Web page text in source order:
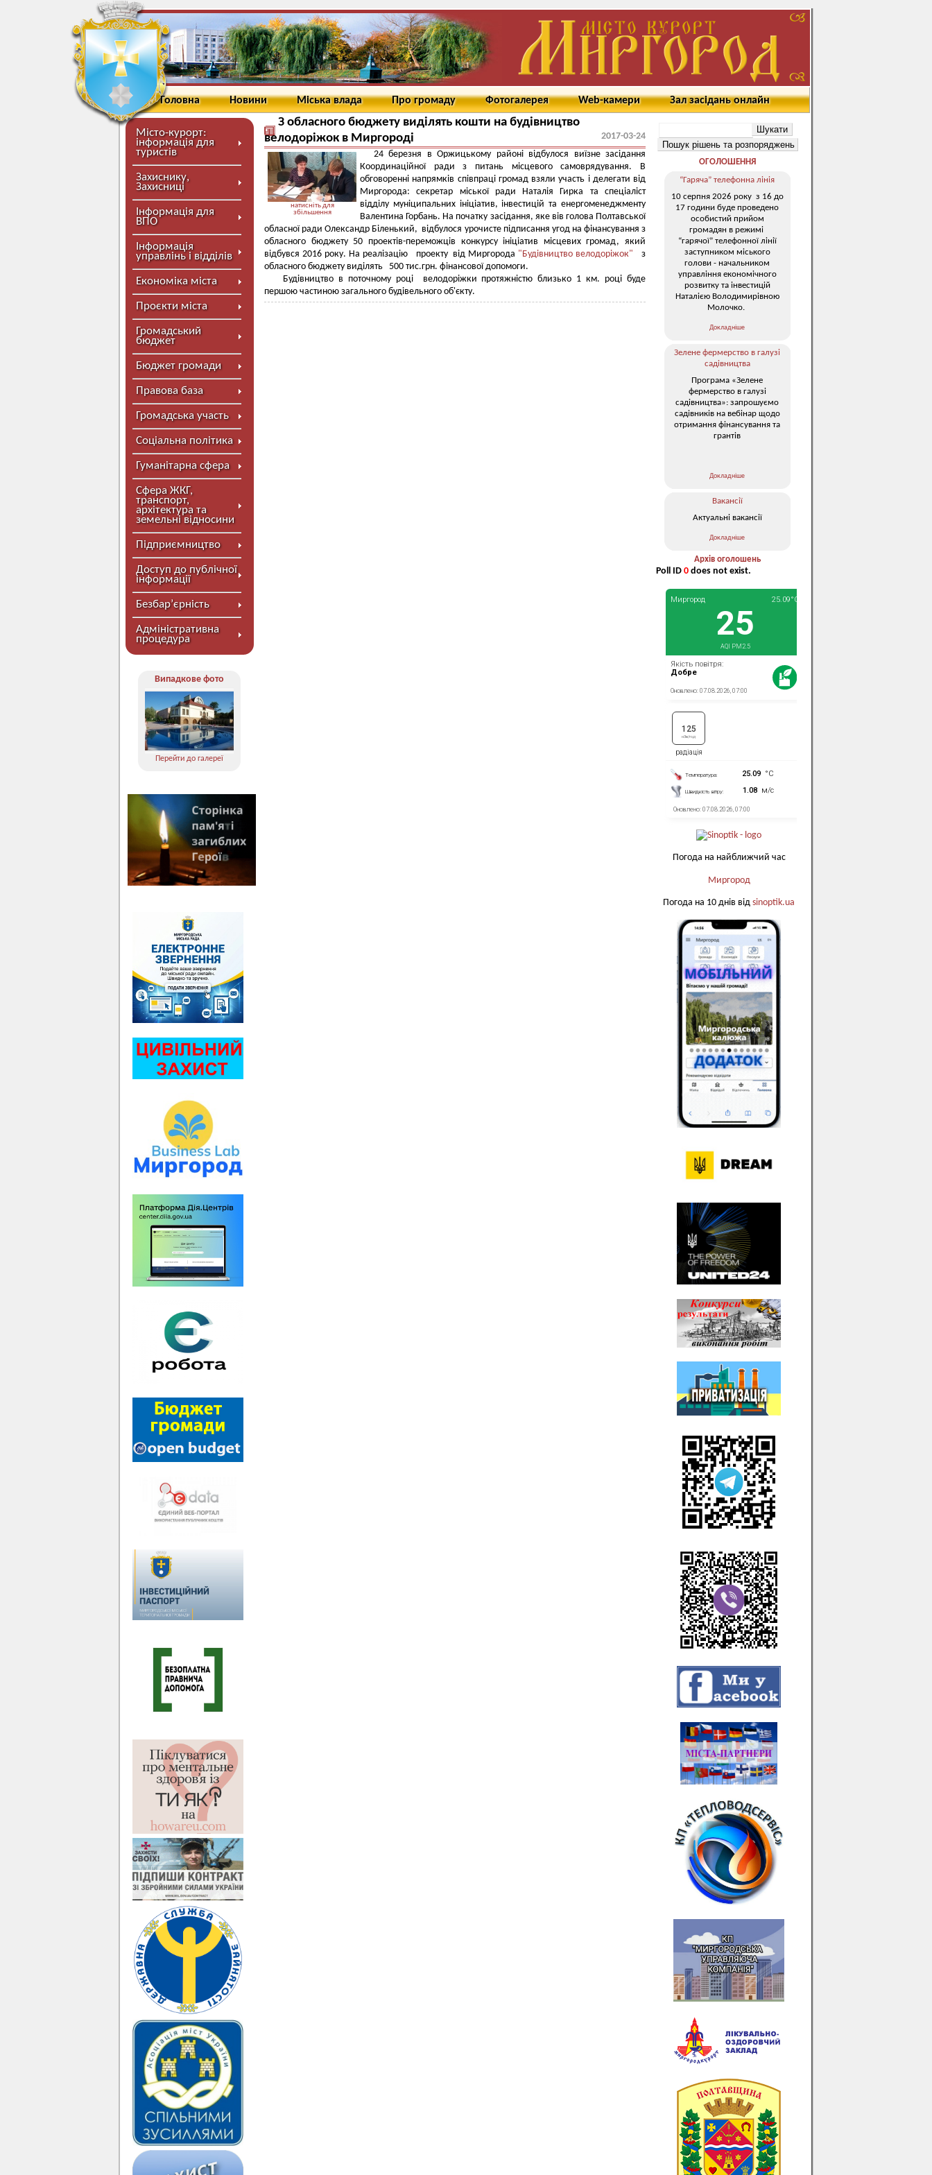
Головна Новини Міська влада Про громаду Фотогалерея Web-камери Зал засідань онлайн
Місто-курорт:
інформація для
туристів
Захиснику,
Захисниці
Інформація для
ВПО
Інформація
управлінь і відділів
Економіка міста
Проєкти міста
Громадський
бюджет
Бюджет громади
Правова база
Громадська участь
Соціальна політика
Гуманітарна сфера
Сфера ЖКГ,
транспорт,
архітектура та
земельні відносини
Підприємництво
Доступ до публічної
інформації
Безбар’єрність
Адміністративна
процедура
Випадкове фото
Перейти до галереї
З обласного бюджету виділять кошти на будівництво
велодоріжок в Миргороді
2017-03-24
натисніть для
збільшення
24 березня в Оржицькому районі відбулося виїзне засідання
Координаційної ради з питань місцевого самоврядування. В
обговоренні напрямків співпраці громад взяли участь і делегати від
Миргорода: секретар міської ради Наталія Гирка та спеціаліст
відділу муніципальних ініціатив, інвестицій та енергоменеджменту
Валентина Горбань. На початку засідання, яке вів голова Полтавської
обласної ради Олександр Біленький, відбулося урочисте підписання угод на фінансування з
обласного бюджету 50 проектів-переможців конкурсу ініціатив місцевих громад, який
відбувся 2016 року. На реалізацію проекту від Миргорода "Будівництво велодоріжок"
з
обласного бюджету виділять 500 тис.грн. фінансової допомоги.
Будівництво в поточному році велодоріжки протяжністю близько 1 км. році буде
першою частиною загального будівельного об'єкту.
ОГОЛОШЕННЯ
“Гаряча” телефонна лінія
10 серпня 2026 року з 16 до
17 години буде проведено
особистий прийом
громадян в режимі
“гарячої” телефонної лінії
заступником міського
голови - начальником
управління економічного
розвитку та інвестицій
Наталією Володимирівною
Молочко.
Докладніше
Зелене фермерство в галузі
садівництва
Програма «Зелене
фермерство в галузі
садівництва»: запрошуємо
садівників на вебінар щодо
отримання фінансування та
грантів
Докладніше
Вакансії
Актуальні вакансії
Докладніше
Архів оголошень
Poll ID 0 does not exist.
Погода на найближчий час
Миргород
Погода на 10 днів від sinoptik.ua